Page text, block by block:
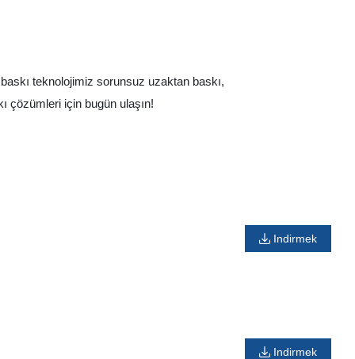
teknolojimiz sorunsuz uzaktan baskı,
çözümleri için bugün ulaşın!
Indirmek
Indirmek